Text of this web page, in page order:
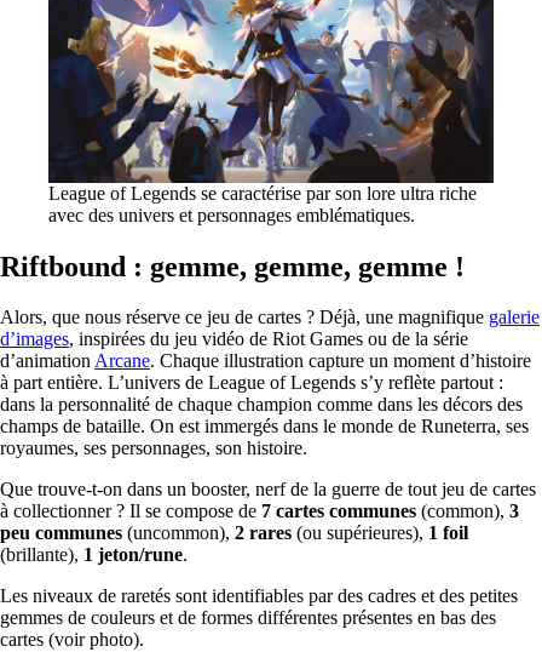
League of Legends se caractérise par son lore ultra riche
avec des univers et personnages emblématiques.
Riftbound : gemme, gemme, gemme !
Alors, que nous réserve ce jeu de cartes ? Déjà, une magnifique galerie
d’images, inspirées du jeu vidéo de Riot Games ou de la série
d’animationArcane. Chaque illustration capture un moment d’histoire
à part entière. L’univers de League of Legends s’y reflète partout :
dans la personnalité de chaque champion comme dans les décors des
champs de bataille. On est immergés dans le monde de Runeterra, ses
royaumes, ses personnages, son histoire.
Que trouve-t-on dans un booster, nerf de la guerre de tout jeu de cartes
à collectionner ? Il se compose de 7 cartes communes (common), 3
peu communes (uncommon), 2 rares (ou supérieures), 1 foil
(brillante), 1 jeton/rune.
Les niveaux de raretés sont identifiables par des cadres et des petites
gemmes de couleurs et de formes différentes présentes en bas des
cartes (voir photo).